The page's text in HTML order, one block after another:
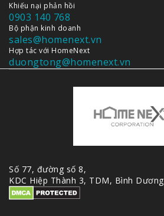
Khiếu nại phản hồi
0903 140 768
Bộ phận kinh doanh
sales@homenext.vn
Hợp tác với HomeNext
duongtong@homenext.vn
Số 77, đường số 8,
KDC Hiệp Thành 3, TDM, Bình Dương